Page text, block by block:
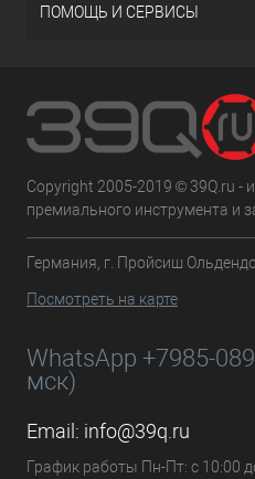
ПОМОЩЬ И СЕРВИСЫ
Copyright 2005-2019 © 39Q.ru -
премиального инструмента и
Германия, г. Пройсиш
Посмотреть на карте
WhatsApp +7985-
мск)
Email: info@39q.ru
График работы Пн-Пт: с 10:00